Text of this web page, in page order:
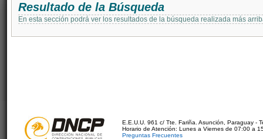
Resultado de la Búsqueda
En esta sección podrá ver los resultados de la búsqueda realizada más
E.E.U.U. 961 c/ Tte. Fariña. Asunción, Paraguay -
Horario de Atención: Lunes a Viernes de 07:00 a
Preguntas Frecuentes